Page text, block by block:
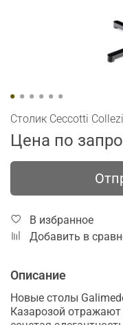
Столик Ceccotti
Цена по
В избранное
Добавить в
Описание
Новые столы
Казарозой